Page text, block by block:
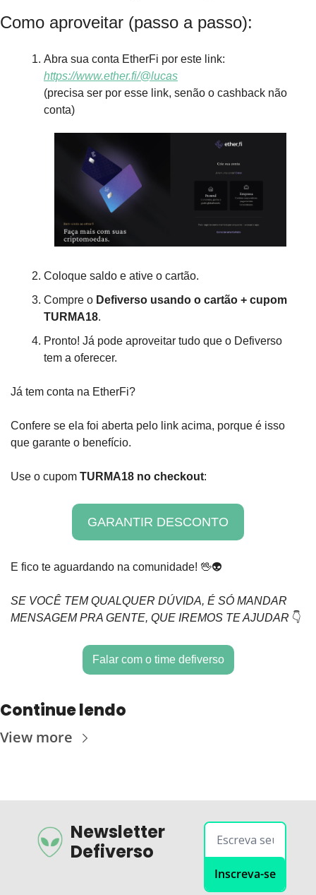
Como aproveitar (passo a passo):
https://www.ether.fi/@lucas
(precisa ser por esse link, senão o cashback não
conta)
Coloque saldo e ative o cartão.
Compre o Defiverso usando o cartão + cupom
TURMA18.
Pronto! Já pode aproveitar tudo que o Defiverso
tem a oferecer.
Já tem conta na EtherFi?
Confere se ela foi aberta pelo link acima, porque é isso
que garante o benefício.
Use o cupom TURMA18 no checkout:
GARANTIR DESCONTO
E fico te aguardando na comunidade! 🖖👽
SE VOCÊ TEM QUALQUER DÚVIDA, É SÓ MANDAR
MENSAGEM PRA GENTE, QUE IREMOS TE AJUDAR 👇
Falar com o time defiverso
Continue lendo
View more
Newsletter
Defiverso
Inscreva-se